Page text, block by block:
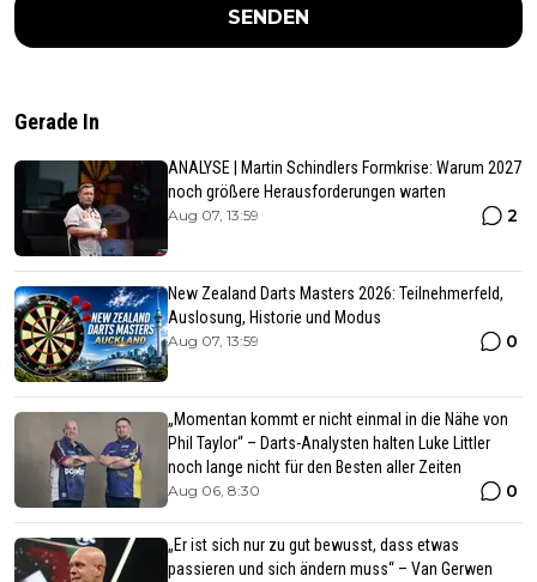
SENDEN
Gerade In
ANALYSE | Martin Schindlers Formkrise: Warum 2027
noch größere Herausforderungen warten
Aug 07, 13:59 2
New Zealand Darts Masters 2026: Teilnehmerfeld,
Auslosung, Historie und Modus
Aug 07, 13:59 0
„Momentan kommt er nicht einmal in die Nähe von
Phil Taylor“ – Darts-Analysten halten Luke Littler
noch lange nicht für den Besten aller Zeiten
Aug 06, 8:30 0
„Er ist sich nur zu gut bewusst, dass etwas
passieren und sich ändern muss“ – Van Gerwen